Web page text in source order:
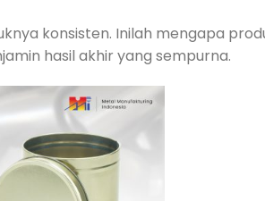
konsisten. Inilah mengapa
hasil akhir yang sempurna.